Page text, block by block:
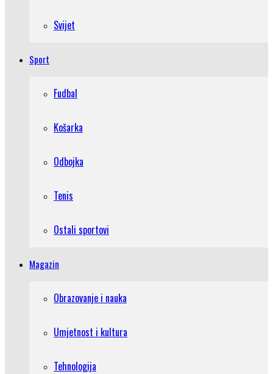
Svijet
Sport
Fudbal
Košarka
Odbojka
Tenis
Ostali sportovi
Magazin
Obrazovanje i nauka
Umjetnost i kultura
Tehnologija